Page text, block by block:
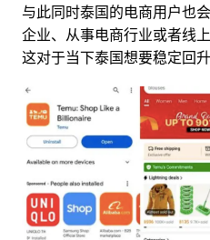
与此同时泰国的电商用户也
企业、从事电商行业或者
这对于当下泰国想要稳定回